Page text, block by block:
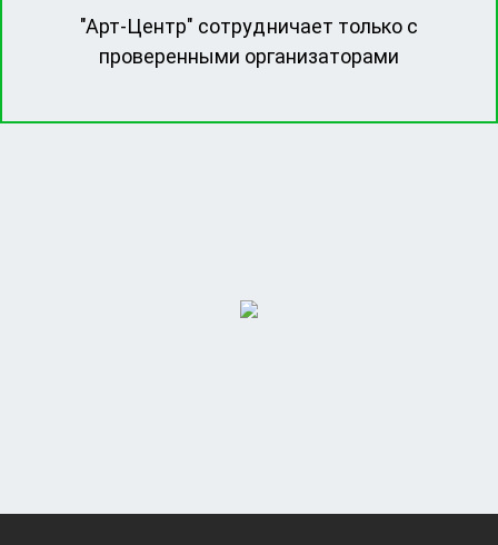
"Арт-Центр" сотрудничает только с
проверенными организаторами